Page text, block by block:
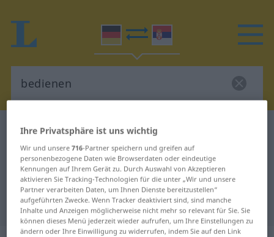
Deutsch-Serbisch Wörterbuch
Deutsch-Serbisch Übersetzung für
"bedienen"
"bedienen" Serbisch Übersetzung
Ihre Privatsphäre ist uns wichtig
Wir und unsere716-Partner speichern und greifen auf
personenbezogene Daten wie Browserdaten oder eindeutige
Kennungen auf Ihrem Gerät zu. Durch Auswahl von Akzeptieren
aktivieren Sie Tracking-Technologien für die unter „Wir und unsere
Partner verarbeiten Daten, um Ihnen Dienste bereitzustellen“
aufgeführten Zwecke. Wenn Tracker deaktiviert sind, sind manche
Inhalte und Anzeigen möglicherweise nicht mehr so relevant für Sie. Sie
können dieses Menü jederzeit wieder aufrufen, um Ihre Einstellungen zu
ändern oder Ihre Einwilligung zu widerrufen, indem Sie auf den Link